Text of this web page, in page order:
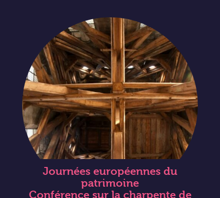
Journées européennes du
patrimoine
Conférence sur la charpente de